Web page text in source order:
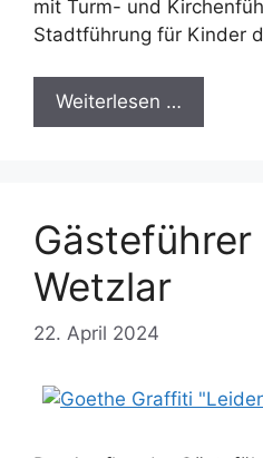
mit Turm- und
Stadtführung für Kinder
Weiterlesen …
Wetzlar
22. April 2024